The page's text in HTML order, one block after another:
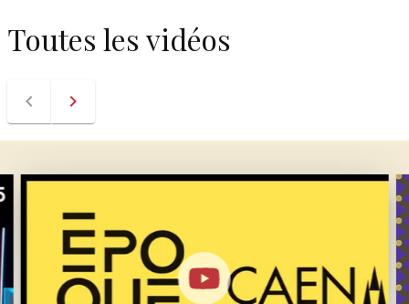
Toutes les vidéos
navigate_before navigate_next